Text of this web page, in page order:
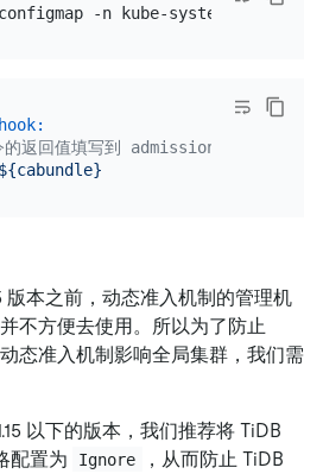
-n kube-system
的返回值填写到
${cabundle}
版本之前，动态准入机制的管理机
不方便去使用。所以为了防止
态准入机制影响全局集群，我们需
以下的版本，我们推荐将 TiDB
配置为
Ignore
，从而防止 TiDB